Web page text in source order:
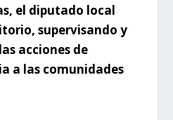
el diputado local
supervisando y
acciones de
a las comunidades